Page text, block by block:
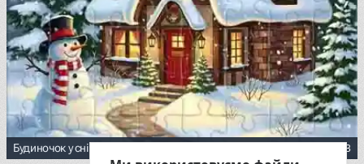
Будиночок у снігу та сніговик 33